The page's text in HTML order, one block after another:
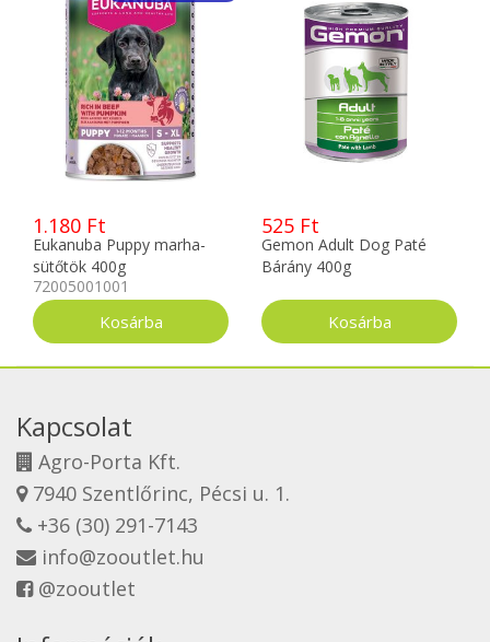
1.180 Ft
Eukanuba Puppy marha-
sütőtök 400g
72005001001
525 Ft
Gemon Adult Dog Paté
Bárány 400g
Kapcsolat
Agro-Porta Kft.
7940 Szentlőrinc, Pécsi u. 1.
+36 (30) 291-7143
info@zooutlet.hu
@zooutlet